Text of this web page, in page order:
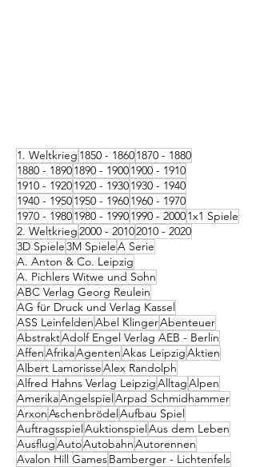
1. Weltkrieg 1850 - 18601870 - 1880
1880 - 18901890 - 19001900 - 1910
1910 - 19201920 - 19301930 - 1940
1940 - 19501950 - 19601960 - 1970
1970 - 19801980 - 19901990 - 20001x1 Spiele
2. Weltkrieg2000 - 20102010 - 2020
3D Spiele3M SpieleA Serie
A. Anton & Co. Leipzig
A. Pichlers Witwe und Sohn
ABC Verlag Georg Reulein
AG für Druck und Verlag Kassel
ASS LeinfeldenAbel KlingerAbenteuer
AbstraktAdolf Engel Verlag AEB - Berlin
AffenAfrikaAgentenAkas LeipzigAktien
Albert LamorisseAlex Randolph
Alfred Hahns Verlag LeipzigAlltagAlpen
AmerikaAngelspielArpad Schmidhammer
ArxonAschenbrödelAufbau Spiel
AuftragsspielAuktionspielAus dem Leben
AusflugAutoAutobahnAutorennen
Avalon Hill GamesBamberger - Lichtenfels